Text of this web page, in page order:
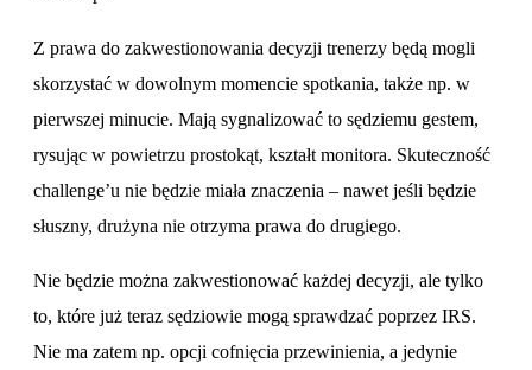
Z prawa do zakwestionowania decyzji trenerzy będą mogli
skorzystać w dowolnym momencie spotkania, także np. w
pierwszej minucie. Mają sygnalizować to sędziemu gestem,
rysując w powietrzu prostokąt, kształt monitora. Skuteczność
challenge’u nie będzie miała znaczenia – nawet jeśli będzie
słuszny, drużyna nie otrzyma prawa do drugiego.
Nie będzie można zakwestionować każdej decyzji, ale tylko
to, które już teraz sędziowie mogą sprawdzać poprzez IRS.
Nie ma zatem np. opcji cofnięcia przewinienia, a jedynie